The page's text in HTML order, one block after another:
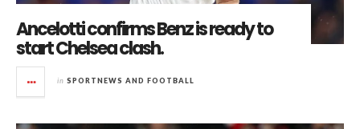
Ancelotti confirms Benz is ready to
start Chelsea clash.
in SPORTNEWS AND FOOTBALL